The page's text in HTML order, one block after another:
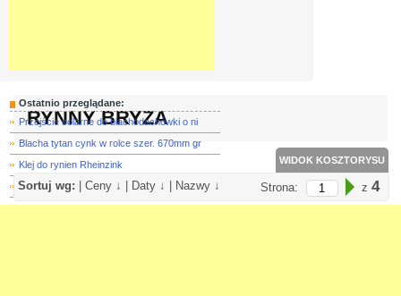
Ostatnio przeglądane:
Przejście solarne do blachodachówki o ni
Blacha tytan cynk w rolce szer. 670mm gr
Klej do rynien Rheinzink
Blacha miedziana arkusz 1x2 m - gr. 0,5m
RYNNY BRYZA
WIDOK KOSZTORYSU
Sortuj wg: |Ceny ↓ Daty ↓ Nazwy ↓ Strona: z 4